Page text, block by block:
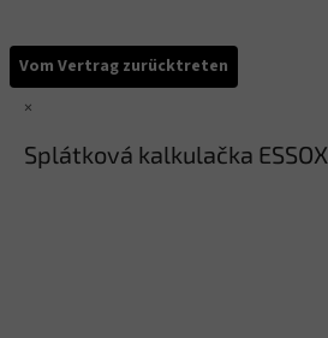
Vom Vertrag zurücktreten
×
Splátková kalkulačka ESSOX